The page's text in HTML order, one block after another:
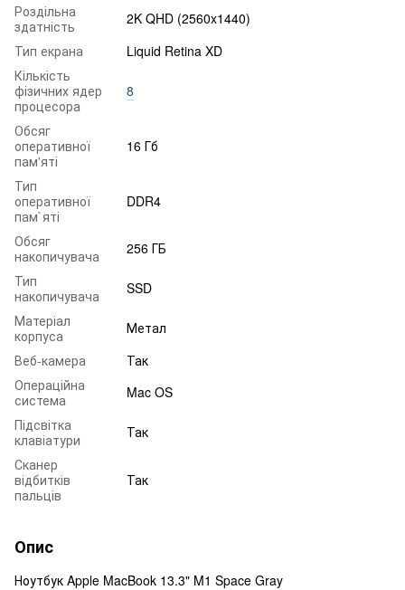
Роздільна
здатність
2K QHD (2560x1440)
Тип екрана
Liquid Retina XD
Кількість
фізичних ядер
процесора
8
Обсяг
оперативної
пам'яті
16 Гб
Тип
оперативної
пам`яті
DDR4
Обсяг
накопичувача
256 ГБ
Тип
накопичувача
SSD
Матеріал
корпуса
Метал
Веб-камера
Так
Операційна
система
Mac OS
Підсвітка
клавіатури
Так
Сканер
відбитків
пальців
Так
Опис
Ноутбук Apple MacBook 13.3" M1 Space Gray